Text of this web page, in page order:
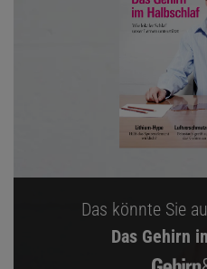
Das könnte Sie
Das Gehirn